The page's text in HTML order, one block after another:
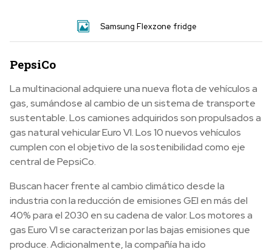
Samsung Flexzone fridge
PepsiCo
La multinacional adquiere una nueva flota de vehículos a
gas, sumándose al cambio de un sistema de transporte
sustentable. Los camiones adquiridos son propulsados a
gas natural vehicular Euro VI. Los 10 nuevos vehículos
cumplen con el objetivo de la sostenibilidad como eje
central de PepsiCo.
Buscan hacer frente al cambio climático desde la
industria con la reducción de emisiones GEI en más del
40% para el 2030 en su cadena de valor. Los motores a
gas Euro VI se caracterizan por las bajas emisiones que
produce. Adicionalmente, la compañía ha ido